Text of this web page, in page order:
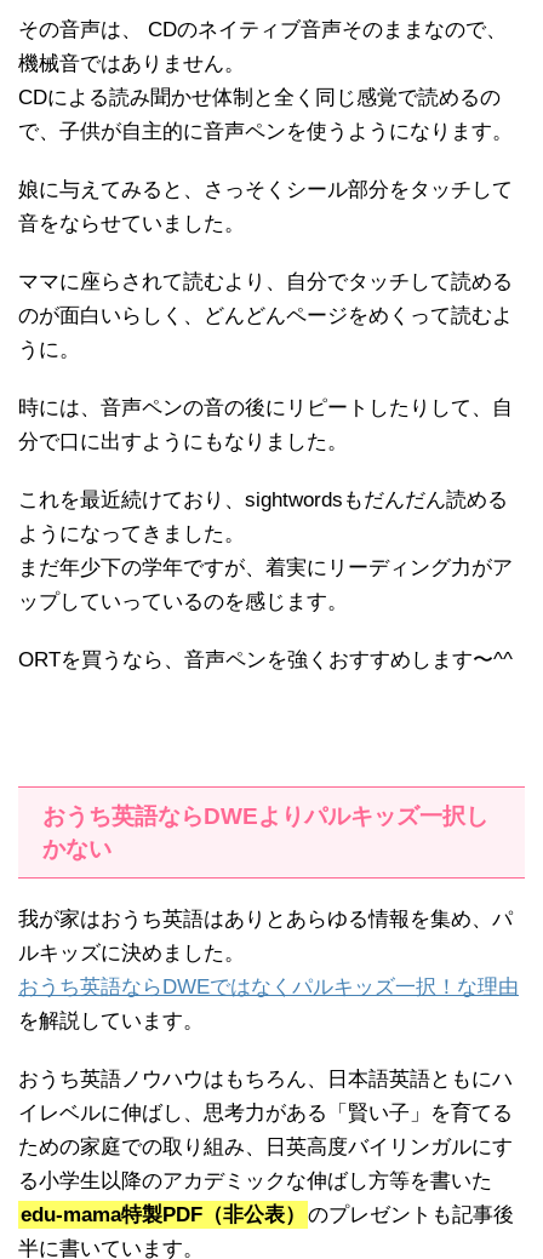
その音声は、 CDのネイティブ音声そのままなので、
機械音ではありません。
CDによる読み聞かせ体制と全く同じ感覚で読めるの
で、子供が自主的に音声ペンを使うようになります。
娘に与えてみると、さっそくシール部分をタッチして
音をならせていました。
ママに座らされて読むより、自分でタッチして読める
のが面白いらしく、どんどんページをめくって読むよ
うに。
時には、音声ペンの音の後にリピートしたりして、自
分で口に出すようにもなりました。
これを最近続けており、sightwordsもだんだん読める
ようになってきました。
まだ年少下の学年ですが、着実にリーディング力がア
ップしていっているのを感じます。
ORTを買うなら、音声ペンを強くおすすめします〜^^
おうち英語ならDWEよりパルキッズ一択し
かない
我が家はおうち英語はありとあらゆる情報を集め、パ
ルキッズに決めました。
おうち英語ならDWEではなくパルキッズ一択！な理由
を解説しています。
おうち英語ノウハウはもちろん、日本語英語ともにハ
イレベルに伸ばし、思考力がある「賢い子」を育てる
ための家庭での取り組み、日英高度バイリンガルにす
る小学生以降のアカデミックな伸ばし方等を書いた
edu-mama特製PDF（非公表）
のプレゼントも記事後
半に書いています。